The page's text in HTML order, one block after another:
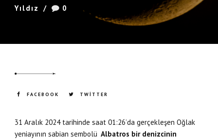
Yıldız
0
FACEBOOK TWITTER
31 Aralık 2024 tarihinde saat 01:26’da gerçekleşen Oğlak
yeniayının sabian sembolü Albatros bir denizcinin